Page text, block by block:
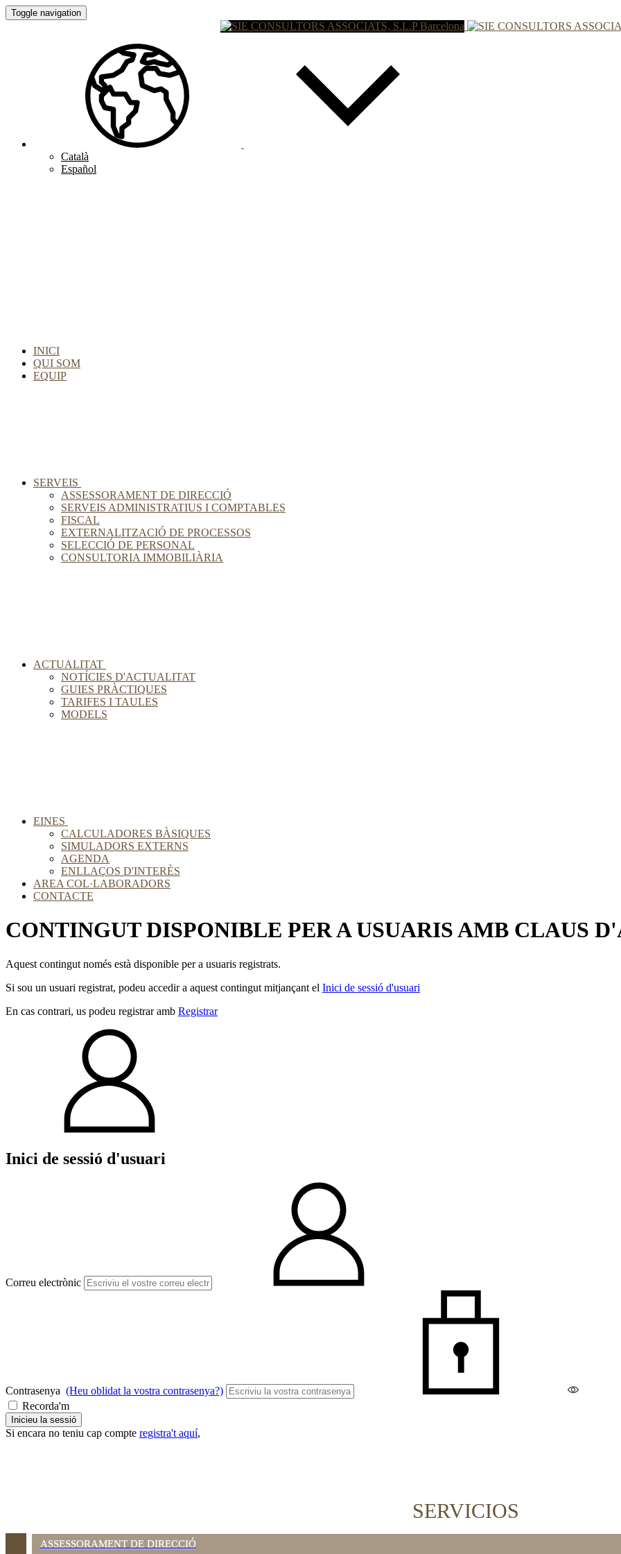
Toggle navigation
Català
Español
INICI
QUI SOM
EQUIP
SERVEIS
ASSESSORAMENT DE DIRECCIÓ
SERVEIS ADMINISTRATIUS I COMPTABLES
FISCAL
EXTERNALITZACIÓ DE PROCESSOS
SELECCIÓ DE PERSONAL
CONSULTORIA IMMOBILIÀRIA
ACTUALITAT
NOTÍCIES D'ACTUALITAT
GUIES PRÀCTIQUES
TARIFES I TAULES
MODELS
EINES
CALCULADORES BÀSIQUES
SIMULADORS EXTERNS
AGENDA
ENLLAÇOS D'INTERÈS
AREA COL·LABORADORS
CONTACTE
CONTINGUT DISPONIBLE PER A USUARIS AMB CLAUS
Aquest contingut només està disponible per a usuaris registrats.
Si sou un usuari registrat, podeu accedir a aquest contingut mitjançant el Inici de sessió d'usuari
En cas contrari, us podeu registrar amb Registrar
Inici de sessió d'usuari
Correu electrònic
Contrasenya (Heu oblidat la vostra contrasenya?)
Recorda'm
Inicieu la sessió
Si encara no teniu cap compte registra't aquí,
SERVICIOS
ASSESSORAMENT DE DIRECCIÓ